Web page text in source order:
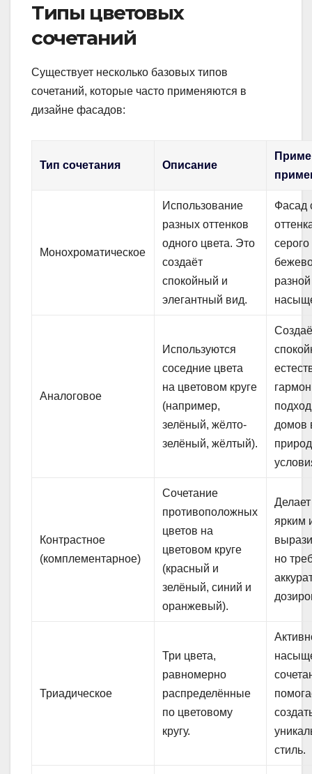
Типы цветовых
сочетаний
Существует несколько базовых типов
сочетаний, которые часто применяются в
дизайне фасадов:
Тип сочетания Описание
Монохроматическое
Использование
разных оттенков
одного цвета. Это
создаёт
спокойный и
элегантный вид.
Фасад
разной
Аналоговое
Используются
соседние цвета
на цветовом круге
(например,
зелёный, жёлто-
зелёный, жёлтый).
домов
Контрастное
(комплементарное)
Сочетание
противоположных
цветов на
цветовом круге
(красный и
зелёный, синий и
оранжевый).
ярким
но
Триадическое
Три цвета,
равномерно
распределённые
по цветовому
кругу.
стиль.